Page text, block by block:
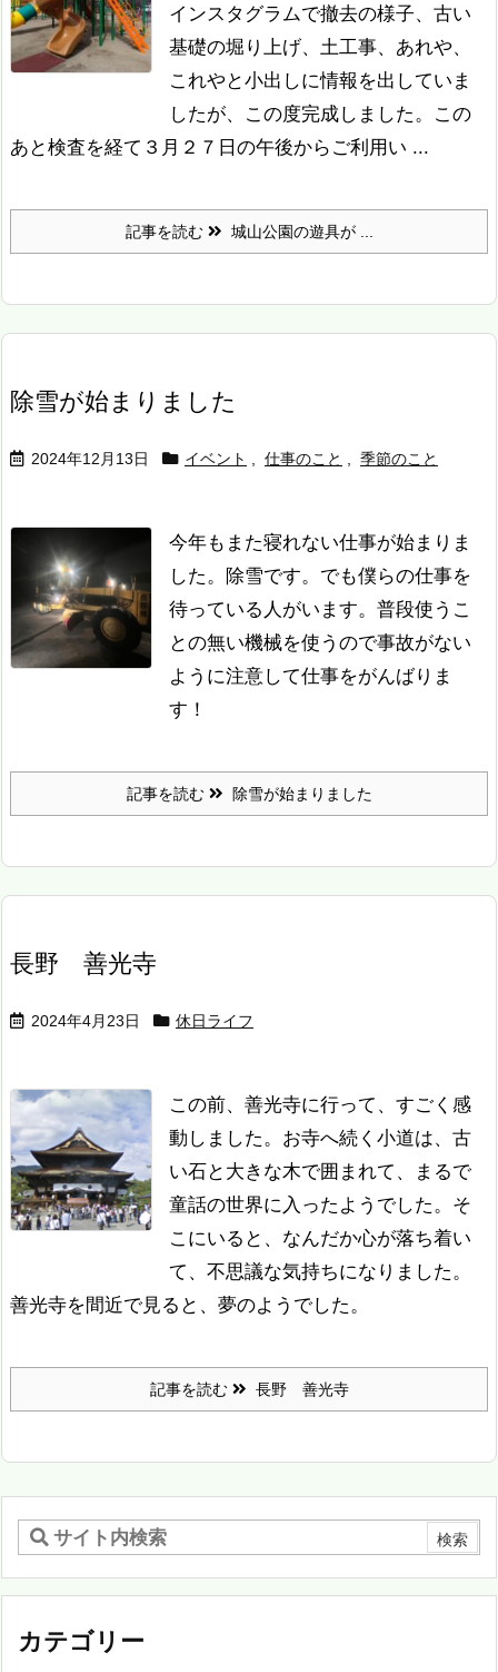
インスタグラムで撤去の様子、古い
基礎の堀り上げ、土工事、あれや、
これやと小出しに情報を出していま
したが、この度完成しました。この
あと検査を経て３月２７日の午後からご利用い ...
記事を読む 城山公園の遊具が ...
除雪が始まりました
2024年12月13日 イベント 仕事のこと 季節のこと
今年もまた寝れない仕事が始まりま
した。除雪です。 でも僕らの仕事を
待っている人がいます。 普段使うこ
との無い機械を使うので事故がない
ように注意して仕事をがんばりま
す！
記事を読む 除雪が始まりました
長野 善光寺
2024年4月23日 休日ライフ
この前、善光寺に行って、すごく感
動しました。お寺へ続く小道は、古
い石と大きな木で囲まれて、まるで
童話の世界に入ったようでした。そ
こにいると、なんだか心が落ち着い
て、不思議な気持ちになりました。
善光寺を間近で見ると、夢のようでした。
記事を読む 長野 善光寺
カテゴリー